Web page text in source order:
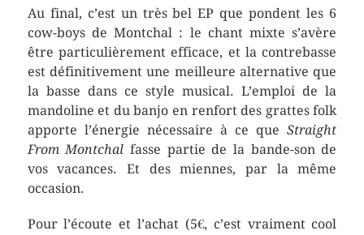
Au final, c’est un très bel EP que pondent les 6
cow-boys de Montchal : le chant mixte s’avère
être particulièrement efficace, et la contrebasse
est définitivement une meilleure alternative que
la basse dans ce style musical. L’emploi de la
mandoline et du banjo en renfort des grattes folk
apporte l’énergie nécessaire à ce queStraight
From Montchal fasse partie de la bande-son de
vos vacances. Et des miennes, par la même
occasion.
Pour l’écoute et l’achat (5€, c’est vraiment cool